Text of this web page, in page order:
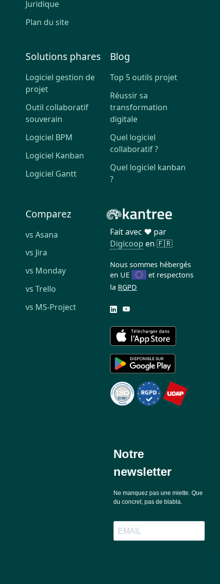
Juridique
Plan du site
Solutions phares
Logiciel gestion de
projet
Outil collaboratif
souverain
Logiciel BPM
Logiciel Kanban
Logiciel Gantt
Blog
Top 5 outils projet
Réussir sa
transformation
digitale
Quel logiciel
collaboratif ?
Quel logiciel kanban
?
Comparez
vs Asana
vs Jira
vs Monday
vs Trello
vs MS-Project
Fait avec ❤️ par
Digicoop en 🇫🇷
Nous sommes hébergés
en UE
et respectons
la RGPD